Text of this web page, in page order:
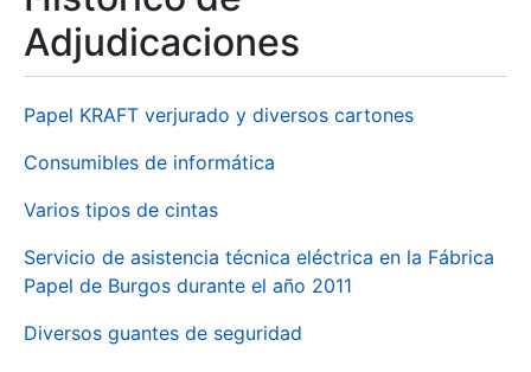
Adjudicaciones
Papel KRAFT verjurado y diversos cartones
Consumibles de informática
Varios tipos de cintas
Servicio de asistencia técnica eléctrica en la Fábrica
Papel de Burgos durante el año 2011
Diversos guantes de seguridad